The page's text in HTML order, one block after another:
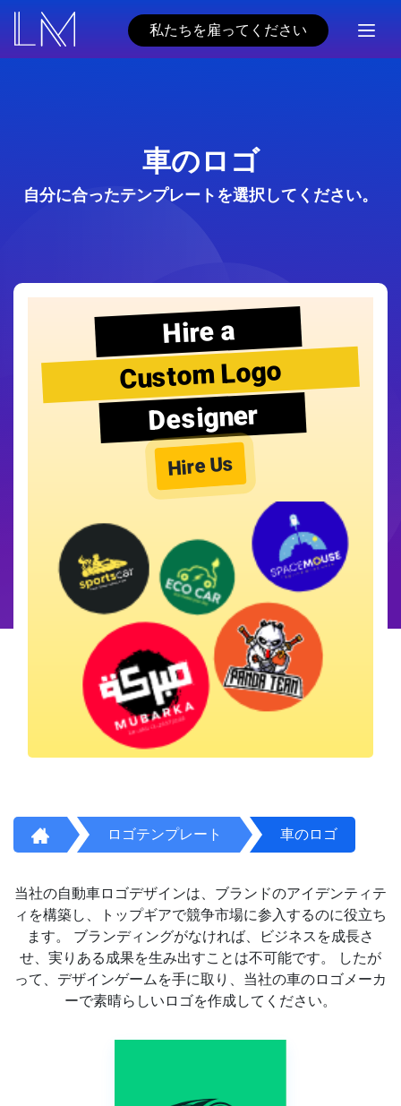
私たちを雇ってください
車のロゴ
自分に合ったテンプレートを選択してください。
Hire a
Custom Logo
Designer
Hire Us
ロゴテンプレート 車のロゴ
当社の自動車ロゴデザインは、ブランドのアイデンティテ
ィを構築し、トップギアで競争市場に参入するのに役立ち
ます。 ブランディングがなければ、ビジネスを成長さ
せ、実りある成果を生み出すことは不可能です。 したが
って、デザインゲームを手に取り、当社の車のロゴメーカ
ーで素晴らしいロゴを作成してください。